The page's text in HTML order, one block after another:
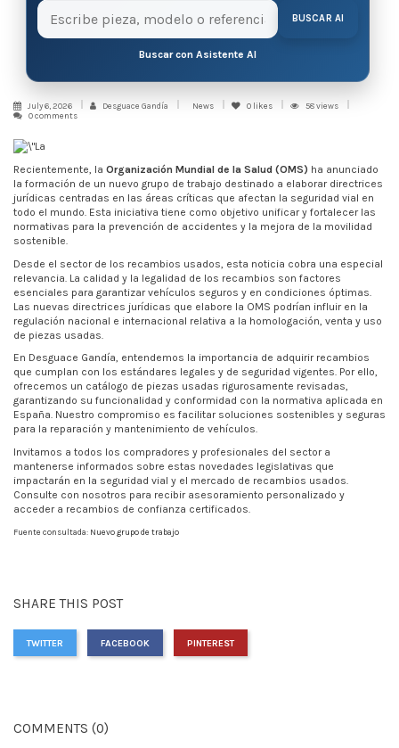
BUSCAR AI
Buscar con Asistente AI
July 6, 2026 Desguace Gandía News 0 likes
58 views
0 comments
Recientemente, la Organización Mundial de la Salud (OMS) ha anunciado
la formación de un nuevo grupo de trabajo destinado a elaborar directrices
jurídicas centradas en las áreas críticas que afectan la seguridad vial en
todo el mundo. Esta iniciativa tiene como objetivo unificar y fortalecer las
normativas para la prevención de accidentes y la mejora de la movilidad
sostenible.
Desde el sector de los recambios usados, esta noticia cobra una especial
relevancia. La calidad y la legalidad de los recambios son factores
esenciales para garantizar vehículos seguros y en condiciones óptimas.
Las nuevas directrices jurídicas que elabore la OMS podrían influir en la
regulación nacional e internacional relativa a la homologación, venta y uso
de piezas usadas.
En Desguace Gandía, entendemos la importancia de adquirir recambios
que cumplan con los estándares legales y de seguridad vigentes. Por ello,
ofrecemos un catálogo de piezas usadas rigurosamente revisadas,
garantizando su funcionalidad y conformidad con la normativa aplicada en
España. Nuestro compromiso es facilitar soluciones sostenibles y seguras
para la reparación y mantenimiento de vehículos.
Invitamos a todos los compradores y profesionales del sector a
mantenerse informados sobre estas novedades legislativas que
impactarán en la seguridad vial y el mercado de recambios usados.
Consulte con nosotros para recibir asesoramiento personalizado y
acceder a recambios de confianza certificados.
Fuente consultada: Nuevo grupo de trabajo
SHARE THIS POST
TWITTER FACEBOOK PINTEREST
COMMENTS (0)